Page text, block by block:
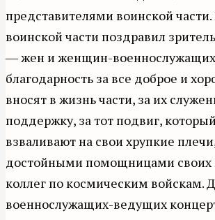
представителями воинской
воинской части поздравил
― жен и женщин-
благодарность за все доброе и
вносят в жизнь части, за их
поддержку, за тот подвиг,
взваливают на свои хрупкие
достойными помощницами
коллег по космическим войскам.
военнослужащих-ведущих